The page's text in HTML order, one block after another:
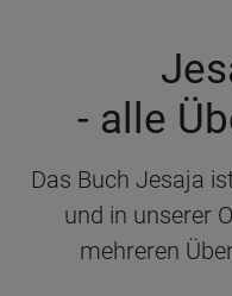
- alle
Das Buch Jesaja
und in unserer
mehreren